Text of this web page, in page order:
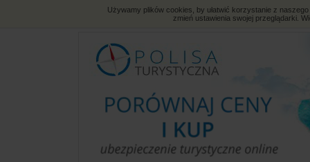
Używamy plików cookies, by ułatwić korzystanie z
zmień ustawienia swojej przeglądarki.